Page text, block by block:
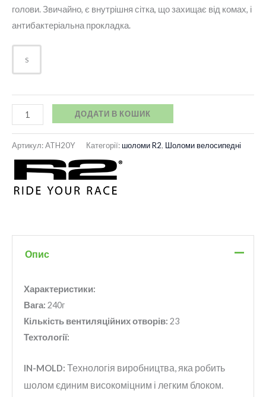
голови. Звичайно, є внутрішня сітка, що захищає від комах, і
антибактеріальна прокладка.
S
ДОДАТИ В КОШИК
Артикул:ATH20Y Категорії: шоломи R2, Шоломи велосипедні
Опис
Характеристики:
Вага: 240г
Кількість вентиляційних отворів: 23
Техтології:
IN-MOLD: Технологія виробництва, яка робить
шолом єдиним високоміцним і легким блоком.